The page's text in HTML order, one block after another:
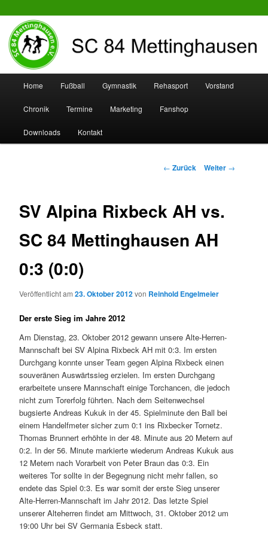
SC 84 Mettinghausen
Zum
Inhalt
wechseln
Zum
sekundären
Inhalt
Home Fußball Gymnastik Rehasport Vorstand
Chronik Termine Marketing Fanshop
Downloads Kontakt
Beitrags-
← Zurück Weiter →
SV Alpina Rixbeck AH vs.
SC 84 Mettinghausen AH
0:3 (0:0)
Veröffentlicht am23. Oktober 2012von Reinhold Engelmeier
Der erste Sieg im Jahre 2012
Am Dienstag, 23. Oktober 2012 gewann unsere Alte-Herren-
Mannschaft bei SV Alpina Rixbeck AH mit 0:3. Im ersten
Durchgang konnte unser Team gegen Alpina Rixbeck einen
souveränen Auswärtssieg erzielen. Im ersten Durchgang
erarbeitete unsere Mannschaft einige Torchancen, die jedoch
nicht zum Torerfolg führten. Nach dem Seitenwechsel
bugsierte Andreas Kukuk in der 45. Spielminute den Ball bei
einem Handelfmeter sicher zum 0:1 ins Rixbecker Tornetz.
Thomas Brunnert erhöhte in der 48. Minute aus 20 Metern auf
0:2. In der 56. Minute markierte wiederum Andreas Kukuk aus
12 Metern nach Vorarbeit von Peter Braun das 0:3. Ein
weiteres Tor sollte in der Begegnung nicht mehr fallen, so
endete das Spiel 0:3. Es war somit der erste Sieg unserer
Alte-Herren-Mannschaft im Jahr 2012. Das letzte Spiel
unserer Alteherren findet am Mittwoch, 31. Oktober 2012 um
19:00 Uhr bei SV Germania Esbeck statt.